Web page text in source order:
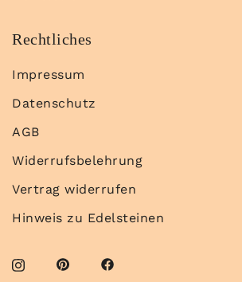
Rechtliches
Impressum
Datenschutz
AGB
Widerrufsbelehrung
Vertrag widerrufen
Hinweis zu Edelsteinen